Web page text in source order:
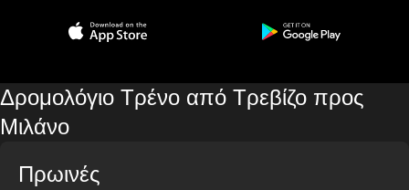
Δρομολόγιο Τρένο από Τρεβίζο προς
Μιλάνο
Πρωινές